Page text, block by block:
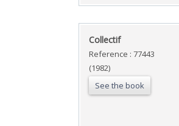
‎Collectif‎
Reference : 77443
(1982)
See the book